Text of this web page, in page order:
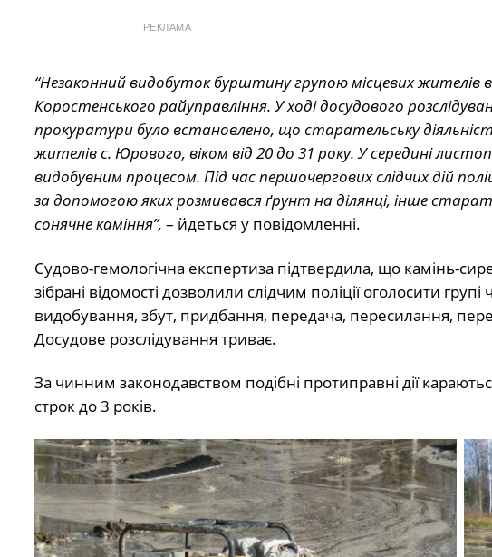
РЕКЛАМА
“Незаконний видобуток бурштину групою місцевих жителів
Коростенського райуправління. У ході досудового
прокуратури було встановлено, що старательську
жителів с. Юрового, віком від 20 до 31 року. У середині
видобувним процесом. Під час першочергових слідчих дій
за допомогою яких розмивався ґрунт на ділянці, інше
сонячне каміння”, – йдеться у повідомленні.
Судово-гемологічна експертиза підтвердила, що камінь-
зібрані відомості дозволили слідчим поліції оголосити
видобування, збут, придбання, передача, пересилання,
Досудове розслідування триває.
За чинним законодавством подібні протиправні дії
строк до 3 років.